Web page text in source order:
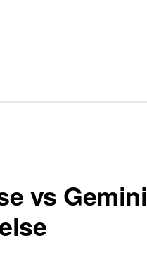
vs Gemini